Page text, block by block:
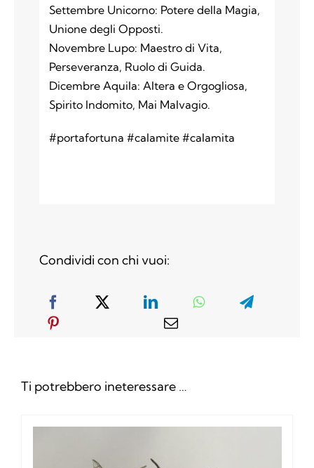
Settembre Unicorno: Potere della Magia,
Unione degli Opposti.
Novembre Lupo: Maestro di Vita,
Perseveranza, Ruolo di Guida.
Dicembre Aquila: Altera e Orgogliosa,
Spirito Indomito, Mai Malvagio.
#portafortuna #calamite #calamita
Condividi con chi vuoi:
Ti potrebbero ineteressare …